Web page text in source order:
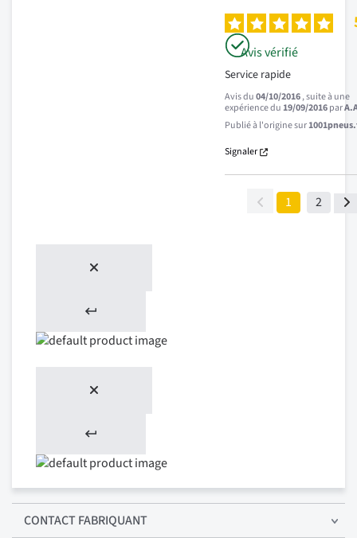
Avis vérifié
Service rapide
Avis du04/10/2016, suite à une
expérience du19/09/2016par
Publié à l'origine sur
Signaler
1 2
CONTACT FABRIQUANT